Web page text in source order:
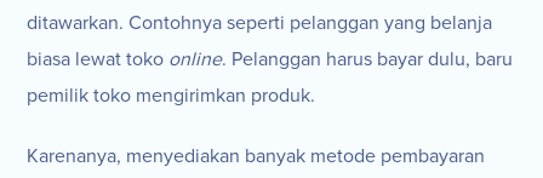
ditawarkan. Contohnya seperti pelanggan yang belanja
biasa lewat toko online. Pelanggan harus bayar dulu, baru
pemilik toko mengirimkan produk.
Karenanya, menyediakan banyak metode pembayaran